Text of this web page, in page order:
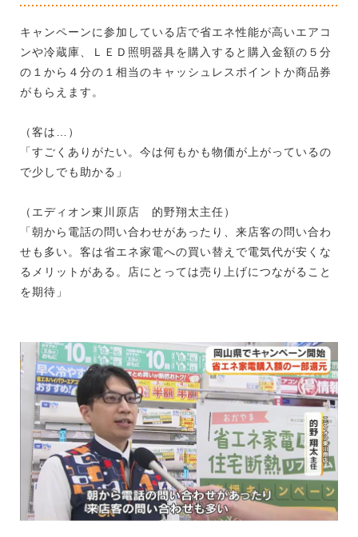
キャンペーンに参加している店で省エネ性能が高いエアコ
ンや冷蔵庫、ＬＥＤ照明器具を購入すると購入金額の５分
の１から４分の１相当のキャッシュレスポイントか商品券
がもらえます。
（客は…）
「すごくありがたい。今は何もかも物価が上がっているの
で少しでも助かる」
（エディオン東川原店 的野翔太主任）
「朝から電話の問い合わせがあったり、来店客の問い合わ
せも多い。客は省エネ家電への買い替えで電気代が安くな
るメリットがある。店にとっては売り上げにつながること
を期待」